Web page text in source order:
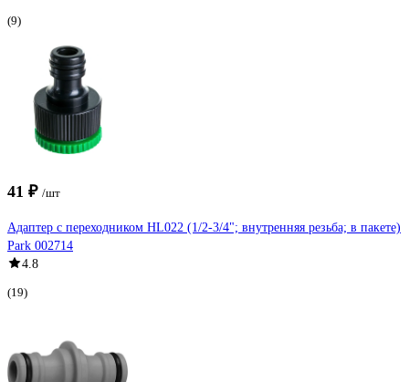
(9)
41 ₽ /шт
Адаптер с переходником HL022 (1/2-3/4"; внутренняя резьба; в пакете)
Park 002714
4.8
(19)